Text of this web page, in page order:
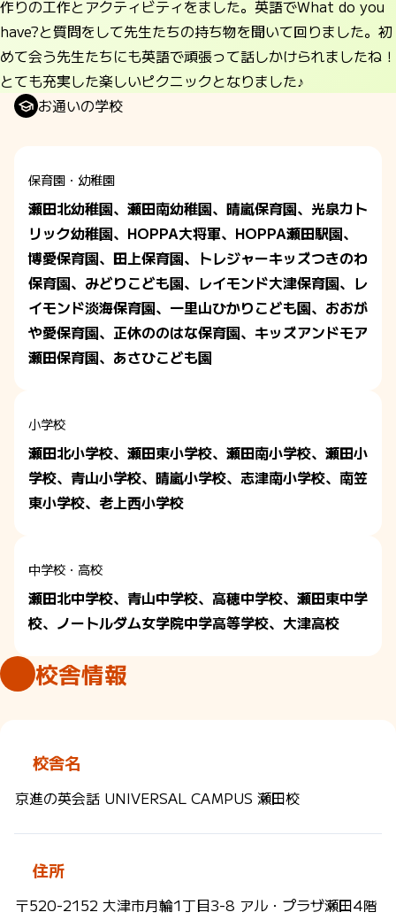
作りの工作とアクティビティをました。英語でWhat do you
have?と質問をして先生たちの持ち物を聞いて回りました。初
めて会う先生たちにも英語で頑張って話しかけられましたね！
とても充実した楽しいピクニックとなりました♪
お通いの学校
保育園・幼稚園
瀬田北幼稚園、瀬田南幼稚園、晴嵐保育園、光泉カト
リック幼稚園、HOPPA大将軍、HOPPA瀬田駅園、
博愛保育園、田上保育園、トレジャーキッズつきのわ
保育園、みどりこども園、レイモンド大津保育園、レ
イモンド淡海保育園、一里山ひかりこども園、おおが
や愛保育園、正休ののはな保育園、キッズアンドモア
瀬田保育園、あさひこども園
小学校
瀬田北小学校、瀬田東小学校、瀬田南小学校、瀬田小
学校、青山小学校、晴嵐小学校、志津南小学校、南笠
東小学校、老上西小学校
中学校・高校
瀬田北中学校、青山中学校、高穂中学校、瀬田東中学
校、ノートルダム女学院中学高等学校、大津高校
校舎情報
校舎名
京進の英会話 UNIVERSAL CAMPUS 瀬田校
住所
〒520-2152 大津市月輪1丁目3-8 アル・プラザ瀬田4階